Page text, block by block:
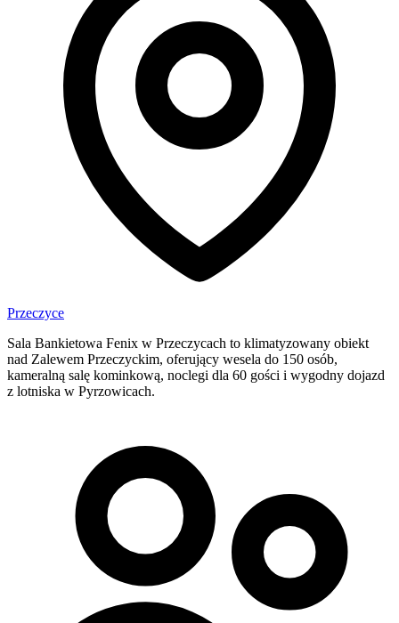
Przeczyce
Sala Bankietowa Fenix w Przeczycach to klimatyzowany obiekt
nad Zalewem Przeczyckim, oferujący wesela do 150 osób,
kameralną salę kominkową, noclegi dla 60 gości i wygodny dojazd
z lotniska w Pyrzowicach.